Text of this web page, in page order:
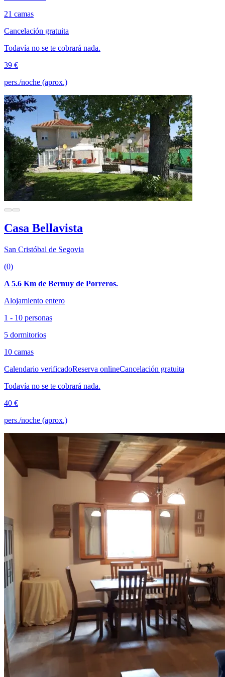
21 camas
Cancelación gratuita
Todavía no se te cobrará nada.
39 €
pers./noche (aprox.)
Casa Bellavista
San Cristóbal de Segovia
(0)
A 5.6 Km de Bernuy de Porreros.
Alojamiento entero
1 - 10 personas
5 dormitorios
10 camas
Calendario verificadoReserva onlineCancelación gratuita
Todavía no se te cobrará nada.
40 €
pers./noche (aprox.)